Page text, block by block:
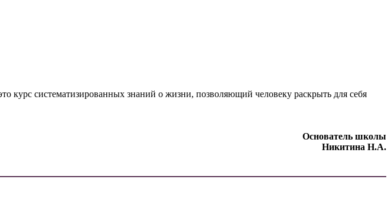
курс систематизированных знаний о жизни, позволяющий человеку раскрыть для себя
Основатель школы
Никитина Н.А.